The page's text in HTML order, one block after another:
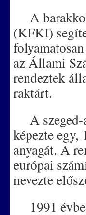
A
(KFKI)
az Állami
rendeztek
raktárt.
A szeged-
képezte
anyagát. A
európai
nevezte
1991